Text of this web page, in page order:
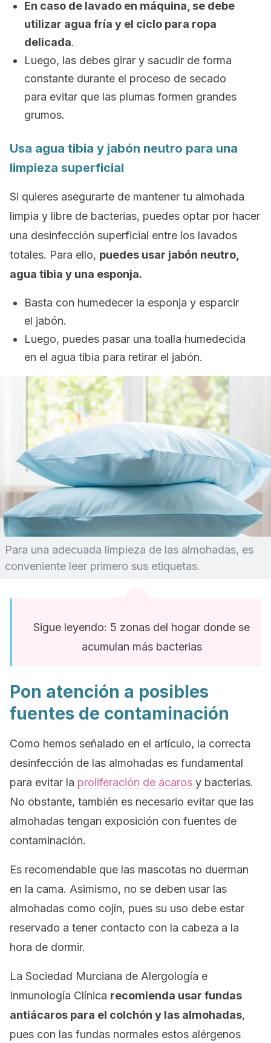
En caso de lavado en máquina, se debe
utilizar agua fría y el ciclo para ropa
delicada.
Luego, las debes girar y sacudir de forma
constante durante el proceso de secado
para evitar que las plumas formen grandes
grumos.
Usa agua tibia y jabón neutro para una
limpieza superficial
Si quieres asegurarte de mantener tu almohada
limpia y libre de bacterias, puedes optar por hacer
una desinfección superficial entre los lavados
totales. Para ello, puedes usar jabón neutro,
agua tibia y una esponja.
Basta con humedecer la esponja y esparcir
el jabón.
Luego, puedes pasar una toalla humedecida
en el agua tibia para retirar el jabón.
Para una adecuada limpieza de las almohadas, es
conveniente leer primero sus etiquetas.
Sigue leyendo: 5 zonas del hogar donde se
acumulan más bacterias
Pon atención a posibles
fuentes de contaminación
Como hemos señalado en el artículo, la correcta
desinfección de las almohadas es fundamental
para evitar la proliferación de ácaros y bacterias.
No obstante, también es necesario evitar que las
almohadas tengan exposición con fuentes de
contaminación.
Es recomendable que las mascotas no duerman
en la cama. Asimismo, no se deben usar las
almohadas como cojín, pues su uso debe estar
reservado a tener contacto con la cabeza a la
hora de dormir.
La Sociedad Murciana de Alergología e
Inmunología Clínica recomienda usar fundas
antiácaros para el colchón y las almohadas,
pues con las fundas normales estos alérgenos